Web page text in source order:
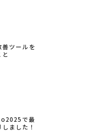
ツールを
で最
ました！